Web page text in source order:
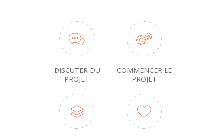
DISCUTER DU
PROJET
COMMENCER LE
PROJET